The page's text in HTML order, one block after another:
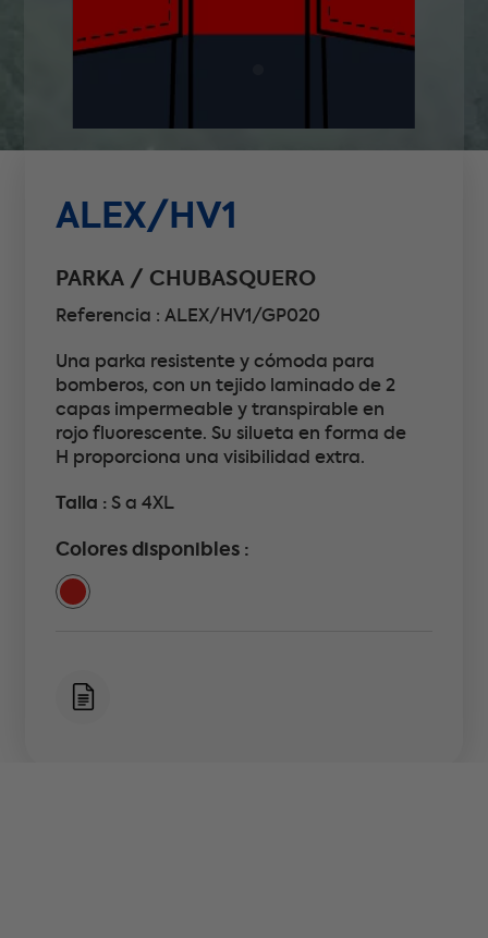
ALEX/HV1
PARKA / CHUBASQUERO
Referencia : ALEX/HV1/GP020
Una parka resistente y cómoda para
bomberos, con un tejido laminado de 2
capas impermeable y transpirable en
rojo fluorescente. Su silueta en forma de
H proporciona una visibilidad extra.
Talla :S a 4XL
Colores disponibles :